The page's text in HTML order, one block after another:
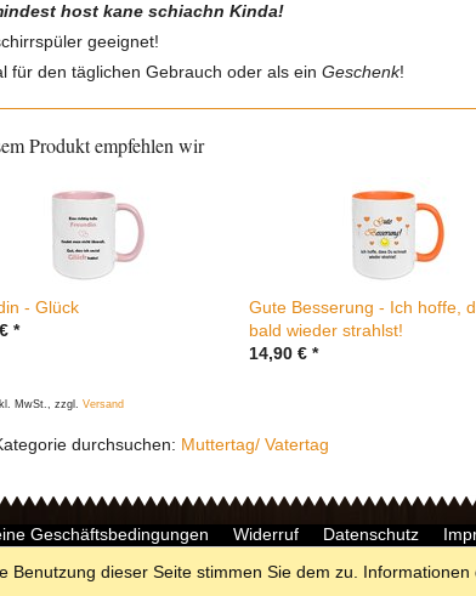
host kane schiachn Kinda!
geeignet!
für den täglichen Gebrauch oder als ein Geschenk!
Produkt empfehlen wir
- Glück
€ *
Gute Besserung - Ich hoffe,
bald wieder strahlst!
14,90 € *
MwSt., zzgl. Versand
durchsuchen: Muttertag/ Vatertag
Geschäftsbedingungen Widerruf Datenschutz
Benutzung dieser Seite stimmen Sie dem zu.